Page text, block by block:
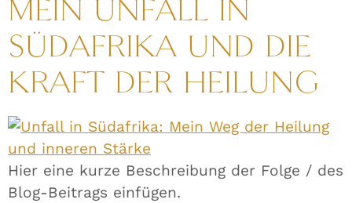
MEIN UNFALL IN
SÜDAFRIKA UND DIE
KRAFT DER HEILUNG
Hier eine kurze Beschreibung der Folge / des
Blog-Beitrags einfügen.